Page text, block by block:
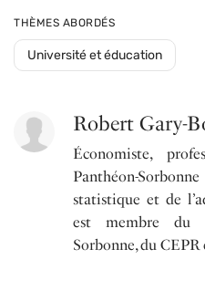
THÈMES ABORDÉS
Université et éducation
Robert Gary-
Économiste,
Panthéon-
statistique et de
est membre du
Sorbonne, du